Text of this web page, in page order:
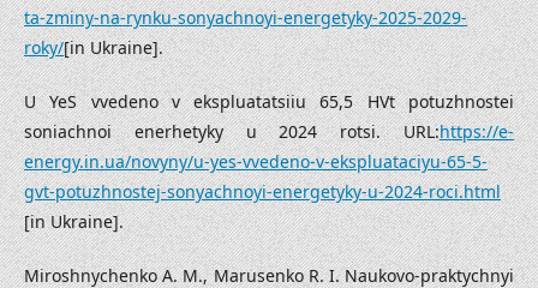
ta-zminy-na-rynku-sonyachnoyi-energetyky-2025-2029-
roky/[in Ukraine].
U YeS vvedeno v ekspluatatsiiu 65,5 HVt potuzhnostei
soniachnoi enerhetyky u 2024 rotsi. URL:https://e-
energy.in.ua/novyny/u-yes-vvedeno-v-ekspluataciyu-65-5-
gvt-potuzhnostej-sonyachnoyi-energetyky-u-2024-roci.html
[in Ukraine].
Miroshnychenko A. M., Marusenko R. I. Naukovo-praktychnyi